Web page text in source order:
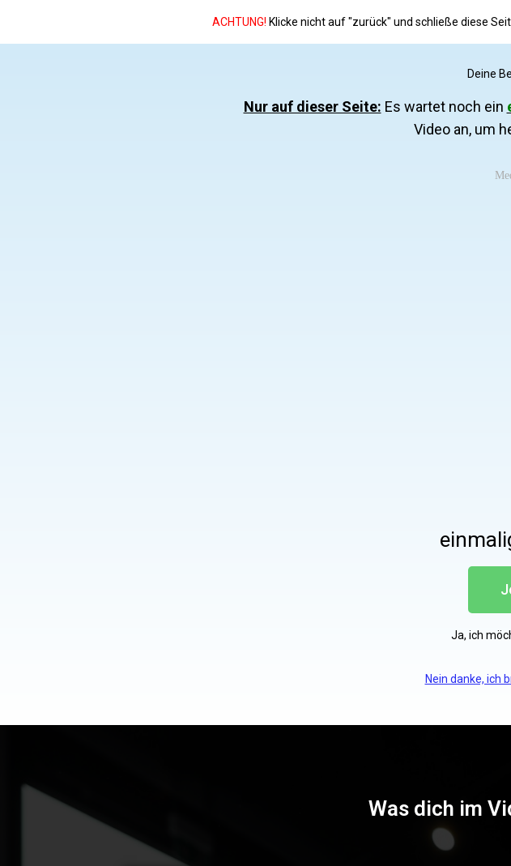
ACHTUNG! Klicke nicht auf "zurück" und schließe diese
Deine
Nur auf dieser Seite: Es wartet noch ein
Video an, um
Ja, ich
Nein danke, ich
Was dich im